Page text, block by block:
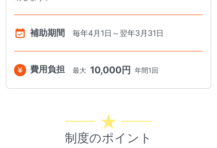
補助期間 毎年4月1日～翌年3月31日
費用負担 最大 10,000円 年間1回
制度のポイント